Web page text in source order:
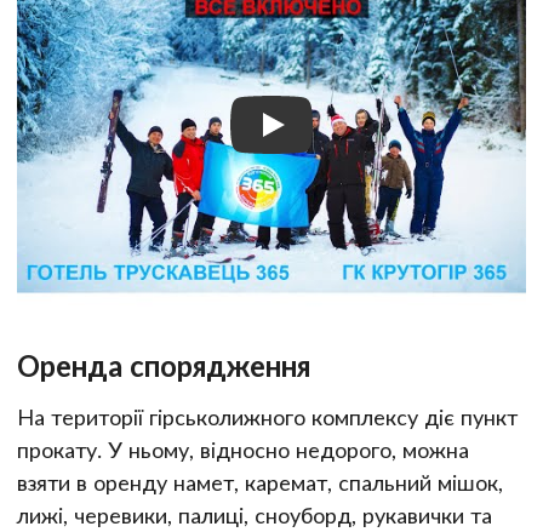
Оренда спорядження
На території гірськолижного комплексу діє пункт
прокату. У ньому, відносно недорого, можна
взяти в оренду намет, каремат, спальний мішок,
лижі, черевики, палиці, сноуборд, рукавички та